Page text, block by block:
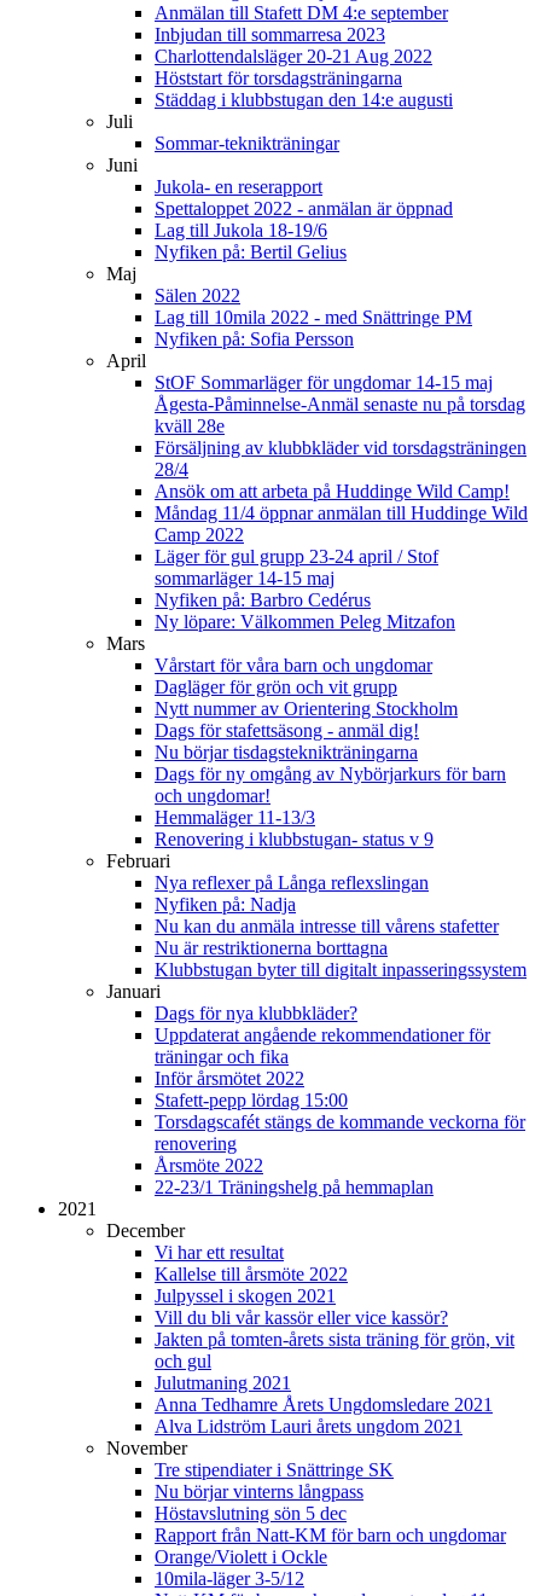
Anmälan till Stafett DM 4:e september
Inbjudan till sommarresa 2023
Charlottendalsläger 20-21 Aug 2022
Höststart för torsdagsträningarna
Städdag i klubbstugan den 14:e augusti
Juli
Sommar-teknikträningar
Juni
Jukola- en reserapport
Spettaloppet 2022 - anmälan är öppnad
Lag till Jukola 18-19/6
Nyfiken på: Bertil Gelius
Maj
Sälen 2022
Lag till 10mila 2022 - med Snättringe PM
Nyfiken på: Sofia Persson
April
StOF Sommarläger för ungdomar 14-15 maj
Ågesta-Påminnelse-Anmäl senaste nu på torsdag
kväll 28e
Försäljning av klubbkläder vid torsdagsträningen
28/4
Ansök om att arbeta på Huddinge Wild Camp!
Måndag 11/4 öppnar anmälan till Huddinge Wild
Camp 2022
Läger för gul grupp 23-24 april / Stof
sommarläger 14-15 maj
Nyfiken på: Barbro Cedérus
Ny löpare: Välkommen Peleg Mitzafon
Mars
Vårstart för våra barn och ungdomar
Dagläger för grön och vit grupp
Nytt nummer av Orientering Stockholm
Dags för stafettsäsong - anmäl dig!
Nu börjar tisdagsteknikträningarna
Dags för ny omgång av Nybörjarkurs för barn
och ungdomar!
Hemmaläger 11-13/3
Renovering i klubbstugan- status v 9
Februari
Nya reflexer på Långa reflexslingan
Nyfiken på: Nadja
Nu kan du anmäla intresse till vårens stafetter
Nu är restriktionerna borttagna
Klubbstugan byter till digitalt inpasseringssystem
Januari
Dags för nya klubbkläder?
Uppdaterat angående rekommendationer för
träningar och fika
Inför årsmötet 2022
Stafett-pepp lördag 15:00
Torsdagscafét stängs de kommande veckorna för
renovering
Årsmöte 2022
22-23/1 Träningshelg på hemmaplan
2021
December
Vi har ett resultat
Kallelse till årsmöte 2022
Julpyssel i skogen 2021
Vill du bli vår kassör eller vice kassör?
Jakten på tomten-årets sista träning för grön, vit
och gul
Julutmaning 2021
Anna Tedhamre Årets Ungdomsledare 2021
Alva Lidström Lauri årets ungdom 2021
November
Tre stipendiater i Snättringe SK
Nu börjar vinterns långpass
Höstavslutning sön 5 dec
Rapport från Natt-KM för barn och ungdomar
Orange/Violett i Ockle
10mila-läger 3-5/12